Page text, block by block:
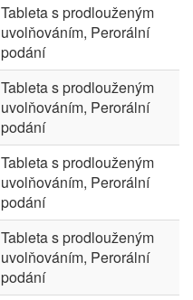
Tableta s prodlouženým
uvolňováním, Perorální
podání
Tableta s prodlouženým
uvolňováním, Perorální
podání
Tableta s prodlouženým
uvolňováním, Perorální
podání
Tableta s prodlouženým
uvolňováním, Perorální
podání